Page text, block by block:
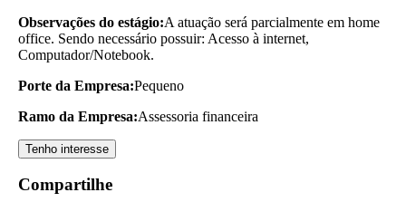
Observações do estágio:A atuação será parcialmente em home
office. Sendo necessário possuir: Acesso à internet,
Computador/Notebook.
Porte da Empresa:Pequeno
Ramo da Empresa:Assessoria financeira
Tenho interesse
Compartilhe